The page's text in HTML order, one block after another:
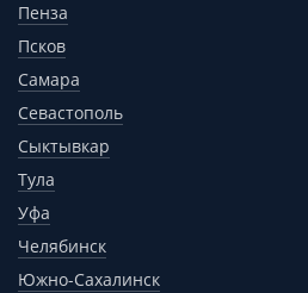
Пенза
Псков
Самара
Севастополь
Сыктывкар
Тула
Уфа
Челябинск
Южно-Сахалинск